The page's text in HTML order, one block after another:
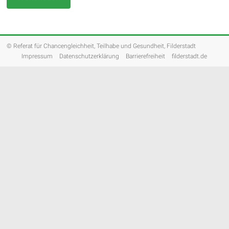
© Referat für Chancengleichheit, Teilhabe und Gesundheit, Filderstadt
Impressum
Datenschutzerklärung Barrierefreiheit filderstadt.de